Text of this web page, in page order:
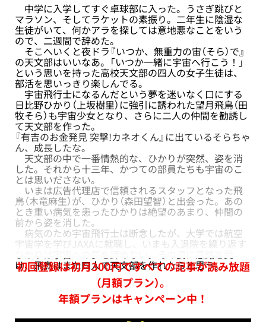
中学に入学してすぐ卓球部に入った。うさぎ跳びと
マラソン、そしてラケットの素振り。二年生に陰湿な
生徒がいて、何かアラを探しては意地悪なことをいう
ので、二週間で辞めた。
そこへいくと夜ドラ『いつか、無重力の宙（そら）で』
の天文部はいいなあ。「いつか一緒に宇宙へ行こう！」
という思いを持った高校天文部の四人の女子生徒は、
部活を思いっきり楽しんでる。
宇宙飛行士になるんだという夢を迷いなく口にする
日比野ひかり（上坂樹里）に強引に誘われた望月飛鳥（田
牧そら）も宇宙少女となり、さらに二人の仲間を勧誘し
て天文部を作った。
『有吉のお金発見 突撃!カネオくん』に出ているそらちゃ
ん、成長したな。
天文部の中で一番情熱的な、ひかりが突然、姿を消
した。それから十三年、かつての部員たちも宇宙のこ
とは思いださない。
いまは広告代理店で信頼されるスタッフとなった飛
鳥（木竜麻生）が、ひかり（森田望智）と出会った。あの
とき重い病気を患ったひかりは絶望のあまり、仲間の
前から姿を消した。
病気のため宇宙飛行士は断念したが、大学では航空
宇宙学を学びJAXAに就職し、いまも入退院を繰り返す
け、飛鳥はまた四人で天文部を作れたらと思う。
初回登録は初月300円ですべての記事が読み放題
（月額プラン）。
年額プランはキャンペーン中！